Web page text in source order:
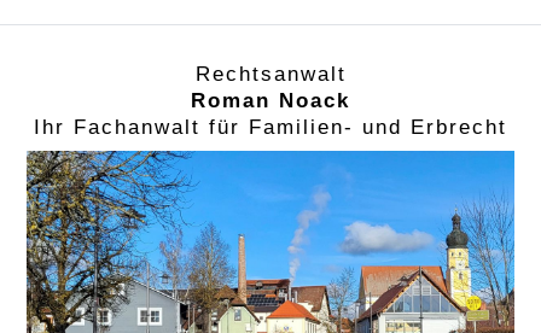
Rechtsanwalt
Roman Noack
Ihr Fachanwalt für Familien- und Erbrecht